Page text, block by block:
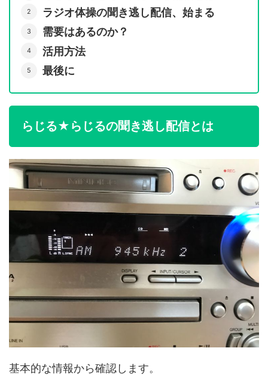
ラジオ体操の聞き逃し配信、始まる
需要はあるのか？
活用方法
最後に
らじる★らじるの聞き逃し配信とは
基本的な情報から確認します。